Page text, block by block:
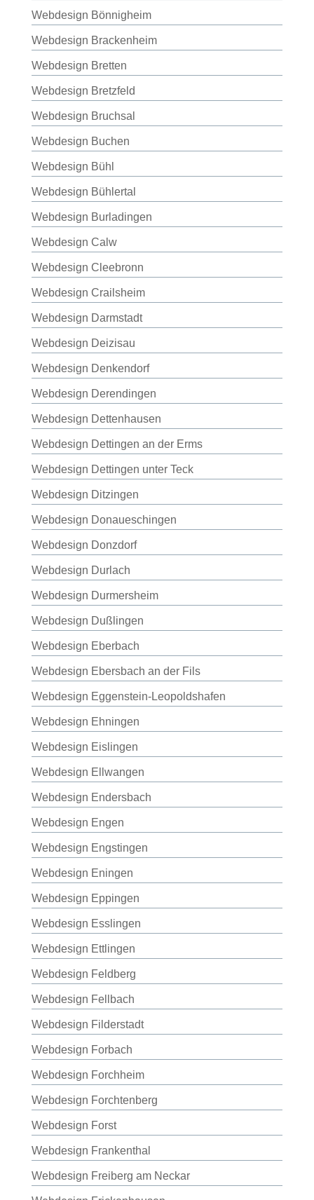
Webdesign Bönnigheim
Webdesign Brackenheim
Webdesign Bretten
Webdesign Bretzfeld
Webdesign Bruchsal
Webdesign Buchen
Webdesign Bühl
Webdesign Bühlertal
Webdesign Burladingen
Webdesign Calw
Webdesign Cleebronn
Webdesign Crailsheim
Webdesign Darmstadt
Webdesign Deizisau
Webdesign Denkendorf
Webdesign Derendingen
Webdesign Dettenhausen
Webdesign Dettingen an der Erms
Webdesign Dettingen unter Teck
Webdesign Ditzingen
Webdesign Donaueschingen
Webdesign Donzdorf
Webdesign Durlach
Webdesign Durmersheim
Webdesign Dußlingen
Webdesign Eberbach
Webdesign Ebersbach an der Fils
Webdesign Eggenstein-Leopoldshafen
Webdesign Ehningen
Webdesign Eislingen
Webdesign Ellwangen
Webdesign Endersbach
Webdesign Engen
Webdesign Engstingen
Webdesign Eningen
Webdesign Eppingen
Webdesign Esslingen
Webdesign Ettlingen
Webdesign Feldberg
Webdesign Fellbach
Webdesign Filderstadt
Webdesign Forbach
Webdesign Forchheim
Webdesign Forchtenberg
Webdesign Forst
Webdesign Frankenthal
Webdesign Freiberg am Neckar